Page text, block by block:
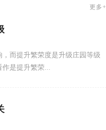
更多+
而提升繁荣度是升级庄园等级
是提升繁荣...